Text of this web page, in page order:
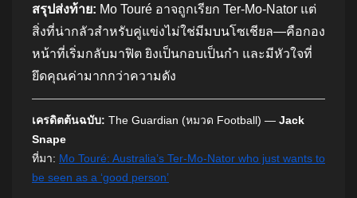
สรุปส่งท้าย: Mo Touré อาจถูกเรียก Ter‑Mo‑Nator แต่
สิ่งที่น่ากลัวสำหรับคู่แข่งไม่ใช่มีมบนโซเชียล—คือกอง
หน้าที่เริ่มกลับมาฟิต ยิงเป็นกอบเป็นกำ และมีหัวใจที่
ยึดคุณค่ามากกว่าความดัง
เครดิตต้นฉบับ: The Guardian (หมวด Football) — Jack
Snape
ที่มา: Mo Touré: Australia’s Ter-Mo-Nator who just wants to
be seen as a ‘good person’